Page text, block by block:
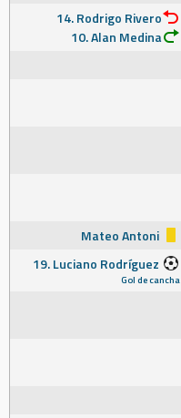
14. Rodrigo Rivero
10. Alan Medina
Mateo Antoni
19. Luciano Rodríguez
Gol de cancha